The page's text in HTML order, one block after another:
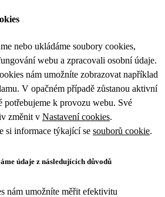
nebo ukládáme soubory cookies,
webu a zpracovali osobní údaje.
nám umožníte zobrazovat například
V opačném případě zůstanou aktivní
potřebujeme k provozu webu. Své
změnit v Nastavení cookies.
si informace týkající se souborů cookie.
údaje z následujících důvodů
nám umožníte měřit efektivitu